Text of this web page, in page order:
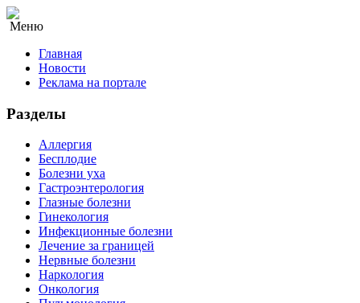
Меню
Главная
Новости
Реклама на портале
Разделы
Аллергия
Бесплодие
Болезни уха
Гастроэнтерология
Глазные болезни
Гинекология
Инфекционные болезни
Лечение за границей
Нервные болезни
Наркология
Онкология